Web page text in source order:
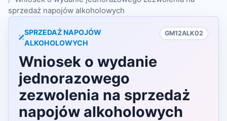
sprzedaż napojów alkoholowych
SPRZEDAŻ NAPOJÓW
ALKOHOLOWYCH
GM12ALK02
Wniosek o wydanie
jednorazowego
zezwolenia na sprzedaż
napojów alkoholowych